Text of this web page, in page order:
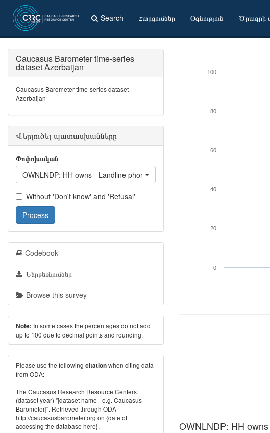
Search Հարցումներ Օգնություն Ծրագրի
0
20
40
60
80
100
OWNLNDP: HH
Caucasus Barometer time-series
dataset Azerbaijan
Caucasus Barometer time-series dataset
Azerbaijan
Վերլուծել պատասխանները
Փոփոխական
OWNLNDP: HH owns - Landline phone
Without 'Don't know' and 'Refusal'
Process
Codebook
Ներբեռնումներ
Browse this survey
Note: In some cases the percentages do not add
up to 100 due to decimal points and rounding.
Please use the following citationwhen citing data
from ODA:
The Caucasus Research Resource Centers.
(dataset year) "[dataset name - e.g. Caucasus
Barometer]". Retrieved through ODA -
http://caucasusbarometer.org on {date of
accessing the database here}.